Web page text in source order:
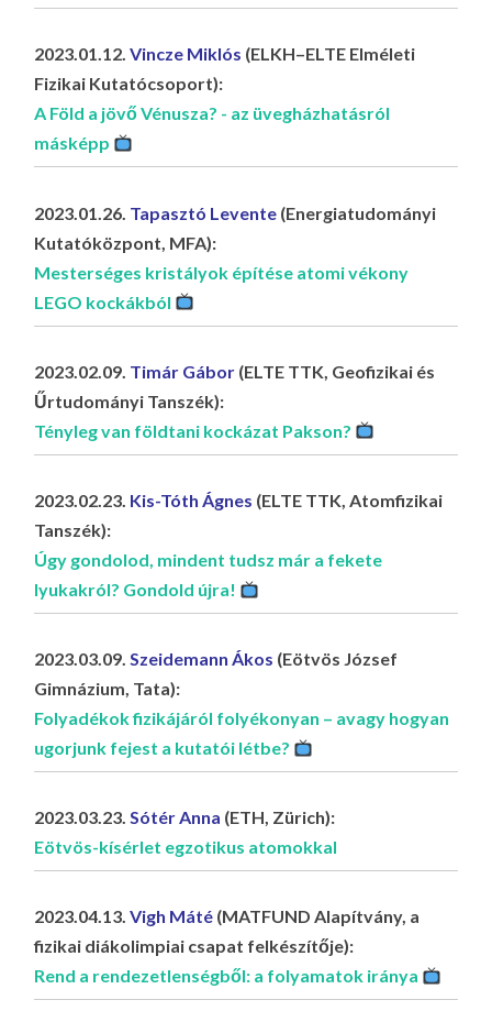
2023.01.12.Vincze Miklós (ELKH–ELTE Elméleti
Fizikai Kutatócsoport):
A Föld a jövő Vénusza? - az üvegházhatásról
másképp
2023.01.26. Tapasztó Levente (Energiatudományi
Kutatóközpont, MFA):
Mesterséges kristályok építése atomi vékony
LEGO kockákból
2023.02.09. Timár Gábor (ELTE TTK, Geofizikai és
Űrtudományi Tanszék):
Tényleg van földtani kockázat Pakson?
2023.02.23. Kis-Tóth Ágnes (ELTE TTK, Atomfizikai
Tanszék):
Úgy gondolod, mindent tudsz már a fekete
lyukakról? Gondold újra!
2023.03.09.Szeidemann Ákos (Eötvös József
Gimnázium, Tata):
Folyadékok fizikájáról folyékonyan – avagy hogyan
ugorjunk fejest a kutatói létbe?
2023.03.23.Sótér Anna (ETH, Zürich):
Eötvös-kísérlet egzotikus atomokkal
2023.04.13.Vigh Máté (MATFUND Alapítvány, a
fizikai diákolimpiai csapat felkészítője):
Rend a rendezetlenségből: a folyamatok iránya